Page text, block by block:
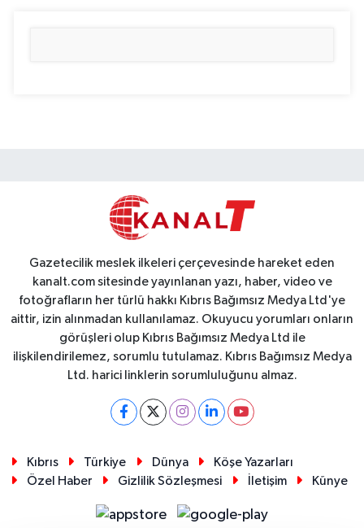
Gazetecilik meslek ilkeleri çerçevesinde hareket eden
kanalt.com sitesinde yayınlanan yazı, haber, video ve
fotoğrafların her türlü hakkı Kıbrıs Bağımsız Medya Ltd'ye
aittir, izin alınmadan kullanılamaz. Okuyucu yorumları onların
görüşleri olup Kıbrıs Bağımsız Medya Ltd ile
ilişkilendirilemez, sorumlu tutulamaz. Kıbrıs Bağımsız Medya
Ltd. harici linklerin sorumluluğunu almaz.
Kıbrıs Türkiye Dünya
Köşe Yazarları
Özel Haber
Gizlilik Sözleşmesi İletişim Künye